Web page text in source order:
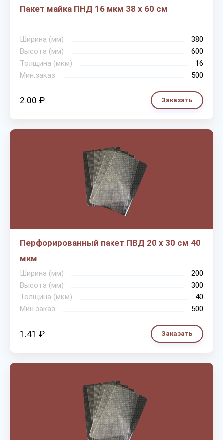
Пакет майка ПНД 16 мкм 38 х 60 см
Ширина (мм)
380
Высота (мм)
600
Толщина (мкм)
16
Мин.заказ
500
2.00 ₽ Заказать
Перфорированный пакет ПВД 20 х 30 см 40
мкм
Ширина (мм)
200
Высота (мм)
300
Толщина (мкм)
40
Мин.заказ
500
1.41 ₽ Заказать